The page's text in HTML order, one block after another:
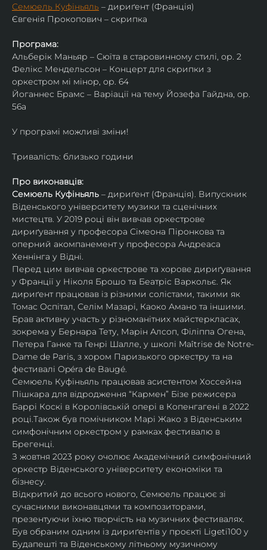
Семюель Куфіньяль – дириґент (Франція)
Євгенія Прокопович – скрипка
Програма:
Альберік Маньяр – Сюїта в старовинному стилі, ор. 2
Фелікс Мендельсон – Концерт для скрипки з
оркестром мі мінор, ор. 64
Йоганнес Брамс – Варіації на тему Йозефа Гайдна, ор.
56a
У програмі можливі зміни!
Тривалість: близько години
Про виконавців:
Семюель Куфіньяль – дириґент (Франція). Випускник
Віденського університету музики та сценічних
мистецтв. У 2019 році він вивчав оркестрове
дириґування у професора Сімеона Піронкова та
оперний акомпанемент у професора Андреаса
Хеннінга у Відні.
Перед цим вивчав оркестрове та хорове дириґування
у Франції у Ніколя Брошо та Беатріс Варкольє. Як
дириґент працював із різними солістами, такими як
Томас Оспітал, Селім Мазарі, Каоко Амано та іншими.
Брав активну участь у різноманітних майстеркласах,
зокрема у Бернара Тету, Марін Алсоп, Філіппа Огена,
Петера Ганке та Генрі Шалле, у школі Maîtrise de Notre-
Dame de Paris, з хором Паризького оркестру та на
фестивалі Opéra de Baugé.
Семюель Куфіньяль працював асистентом Хоссейна
Пішкара для відродження “Кармен” Бізе режисера
Баррі Коскі в Королівській опері в Копенгагені в 2022
році.Також був помічником Марі Жако з Віденським
симфонічним оркестром у рамках фестивалю в
Брегенці.
З жовтня 2023 року очолює Академічний симфонічний
оркестр Віденського університету економіки та
бізнесу.
Відкритий до всього нового, Семюель працює зі
сучасними виконавцями та композиторами,
презентуючи їхню творчість на музичних фестивалях.
Був обраним одним із дириґентів у проєкті Ligeti100 у
Будапешті та Віденському літньому музичному